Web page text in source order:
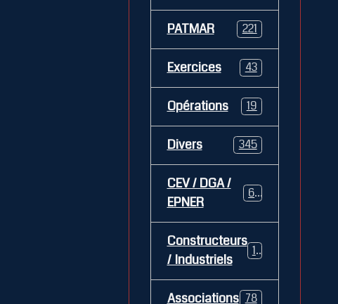
PATMAR 221
Exercices 43
Opérations 19
Divers 345
CEV / DGA /
EPNER
62
Constructeurs
/ Industriels
127
Associations 78